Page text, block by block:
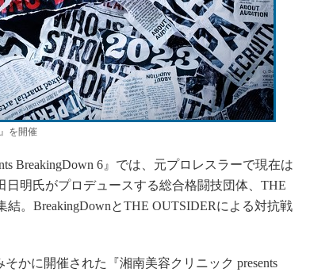
を開催
BreakingDown 6』では、元プロレスラーで現在は
明氏がプロデュースする総合格闘技団体、THE
。BreakingDownとTHE OUTSIDERによる対抗戦
かに開催された『湘南美容クリニック presents